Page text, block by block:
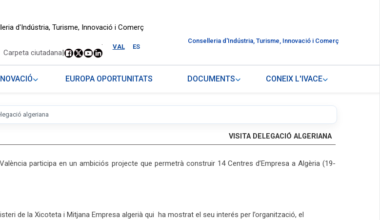
d'Indústria, Turisme, Innovació i Comerç
VAL ES
.
Carpeta ciutadana|
Conselleria d'Indústria, Turisme, Innovació i Comerç
EUROPA OPORTUNITATS DOCUMENTS CONEIX L'IVACE
algeriana
VISITA DELEGACIÓ ALGERIANA
participa en un ambiciós projecte que permetrà construir 14 Centres d’Empresa a Algèria (19-
de la Xicoteta i Mitjana Empresa algerià qui ha mostrat el seu interés per l’organització, el